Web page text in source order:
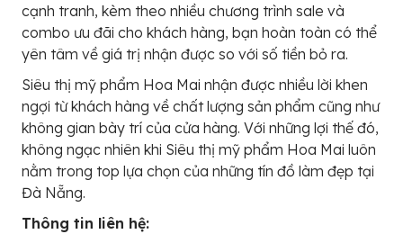
cạnh tranh, kèm theo nhiều chương trình sale và
combo ưu đãi cho khách hàng, bạn hoàn toàn có thể
yên tâm về giá trị nhận được so với số tiền bỏ ra.
Siêu thị mỹ phẩm Hoa Mai nhận được nhiều lời khen
ngợi từ khách hàng về chất lượng sản phẩm cũng như
không gian bày trí của cửa hàng. Với những lợi thế đó,
không ngạc nhiên khi Siêu thị mỹ phẩm Hoa Mai luôn
nằm trong top lựa chọn của những tín đồ làm đẹp tại
Đà Nẵng.
Thông tin liên hệ: